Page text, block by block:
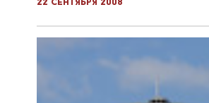
22 сентября 2008